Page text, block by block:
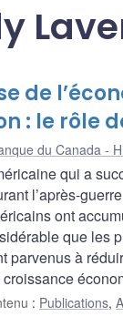
de
: le rôle
du Canada -
qui a
l’après-
ont
que les
parvenus à
: Publications,